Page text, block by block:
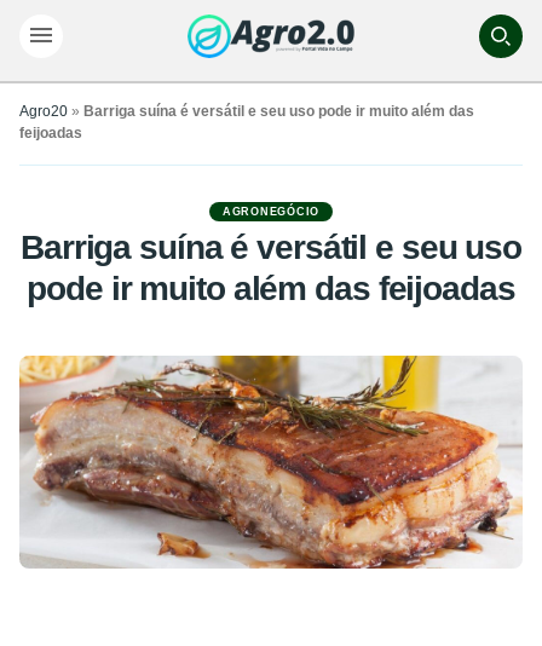
Agro20 » Barriga suína é versátil e seu uso pode ir muito além das
feijoadas
AGRONEGÓCIO
Barriga suína é versátil e seu uso
pode ir muito além das feijoadas